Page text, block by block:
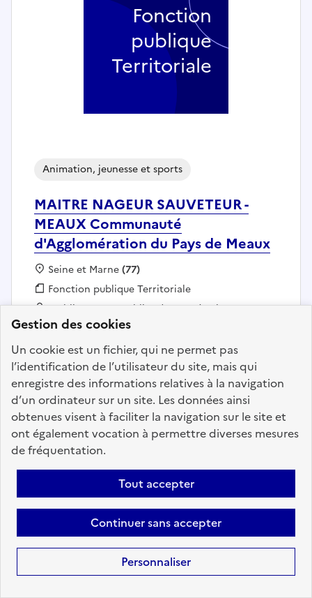
Gestion des cookies
Un cookie est un fichier, qui ne permet pas
l’identification de l’utilisateur du site, mais qui
enregistre des informations relatives à la navigation
d’un ordinateur sur un site. Les données ainsi
obtenues visent à faciliter la navigation sur le site et
ont également vocation à permettre diverses mesures
de fréquentation.
Tout accepter
Continuer sans accepter
Personnaliser
MAITRE NAGEUR SAUVETEUR -
MEAUX Communauté
d'Agglomération du Pays de Meaux
Animation, jeunesse et sports
Localisation :
Seine et Marne(77)
Fonction publique :
Fonction publique Territoriale
Employeur :
Etablissements publics de coopération
intercommunale
En ligne depuis le 31 juillet 2026
Ajouter aux favoris : MAITRE NAGEUR
Fonction
publique
Territoriale
Précédent
200
Aller à la page